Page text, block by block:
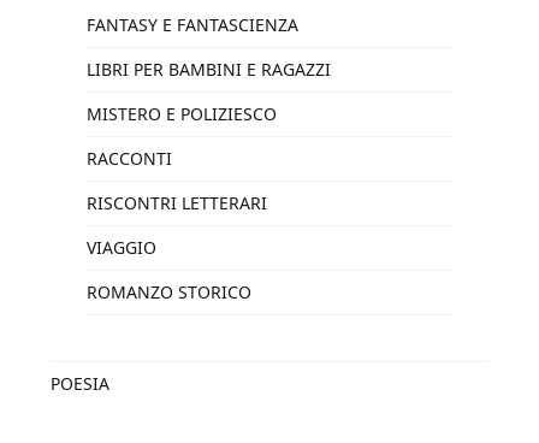
FANTASY E FANTASCIENZA
LIBRI PER BAMBINI E RAGAZZI
MISTERO E POLIZIESCO
RACCONTI
RISCONTRI LETTERARI
VIAGGIO
ROMANZO STORICO
POESIA